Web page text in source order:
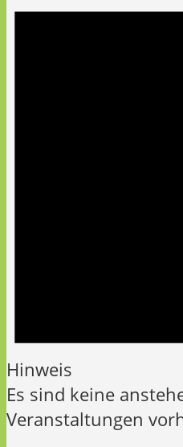
Hinweis
Es sind keine
Veranstaltungen